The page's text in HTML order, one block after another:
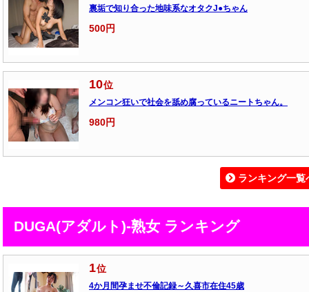
裏垢で知り合った地味系なオタクJ●ちゃん
500円
10位
メンコン狂いで社会を舐め腐っているニートちゃん。
980円
ランキング一覧
DUGA(アダルト)-熟女 ランキング
1位
4か月間孕ませ不倫記録～久喜市在住45歳